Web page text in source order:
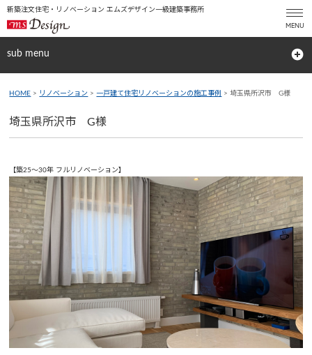
新築注文住宅・リノベーション エムズデザイン一級建築事務所
sub menu
HOME > リノベーション >一戸建て住宅リノベーションの施工事例 > 埼玉県所沢市 G様
埼玉県所沢市 G様
【築25〜30年 フルリノベーション】